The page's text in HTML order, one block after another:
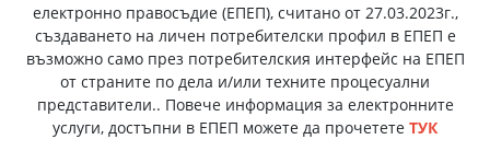
електронно правосъдие (ЕПЕП), считано от 27.03.2023г.,
създаването на личен потребителски профил в ЕПЕП е
възможно само през потребителския интерфейс на ЕПЕП
от страните по дела и/или техните процесуални
представители.. Повече информация за електронните
услуги, достъпни в ЕПЕП можете да прочетете ТУК